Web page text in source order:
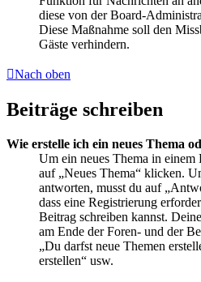
diese von der Board-
Diese Maßnahme soll den
Gäste verhindern.
Nach oben
Beiträge schreiben
Wie erstelle ich ein neues Thema
Um ein neues Thema in einem
auf „Neues Thema“ klicken.
antworten, musst du auf
dass eine Registrierung
Beitrag schreiben kannst.
am Ende der Foren- und der
„Du darfst neue Themen
erstellen“ usw.